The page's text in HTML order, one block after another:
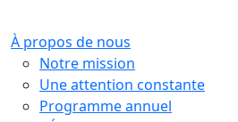
À propos de nous
Notre mission
Une attention constante
Programme annuel